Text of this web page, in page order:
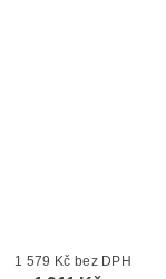
1 579 Kč bez DPH